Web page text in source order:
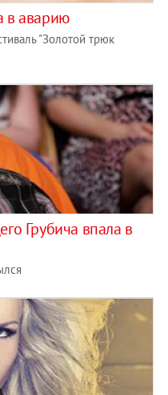
в аварию
"Золотой трюк
Грубича впала в